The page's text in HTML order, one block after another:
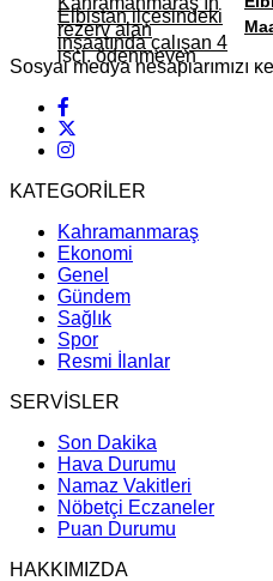
Sosyal medya hesaplarımızı
KATEGORİLER
Kahramanmaraş
Ekonomi
Genel
Gündem
Sağlık
Spor
Resmi İlanlar
SERVİSLER
Son Dakika
Hava Durumu
Namaz Vakitleri
Nöbetçi Eczaneler
Puan Durumu
HAKKIMIZDA